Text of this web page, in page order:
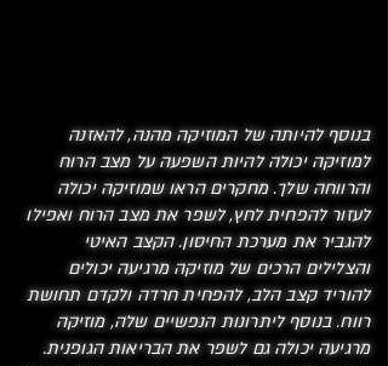
בנוסף להיותה של המוזיקה מהנה, להאזנה
למוזיקה יכולה להיות השפעה על מצב הרוח
והרווחה שלך. מחקרים הראו שמוזיקה יכולה
לעזור להפחית לחץ, לשפר את מצב הרוח ואפילו
להגביר את מערכת החיסון. הקצב האיטי
והצלילים הרכים של מוזיקה מרגיעה יכולים
להוריד קצב הלב, להפחית חרדה ולקדם תחושת
רווח. בנוסף ליתרונות הנפשיים שלה, מוזיקה
מרגיעה יכולה גם לשפר את הבריאות הגופנית.